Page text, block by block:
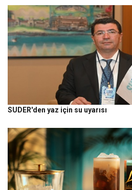
SUDER'den yaz için su uyarısı